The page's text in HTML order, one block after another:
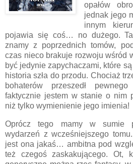
opałów
jednak jego
innym
pojawia się coś… no dużego.
znamy z poprzednich tomów,
czas nieco brakuje rozwoju wśród
być jedynie zapychaczami, które
historia szła do przodu. Chociaż
bohaterów przeszedł
faktycznie jestem w stanie o nim
niż tylko wymienienie jego imienia!
Oprócz tego mamy w sumie
wydarzeń z wcześniejszego
jest ona jakaś… ambitna pod
też czegoś zaskakującego. Ot,